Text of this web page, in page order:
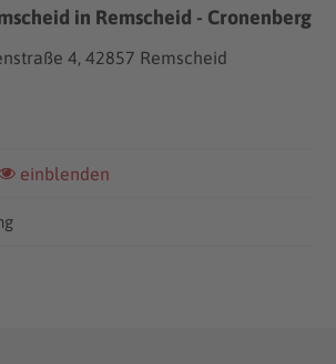
in Remscheid - Cronenberg
4, 42857 Remscheid
einblenden